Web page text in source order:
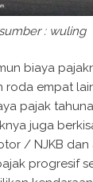
sumber : wuling
biaya
roda empat
pajak
juga
/ NJKB
progresif